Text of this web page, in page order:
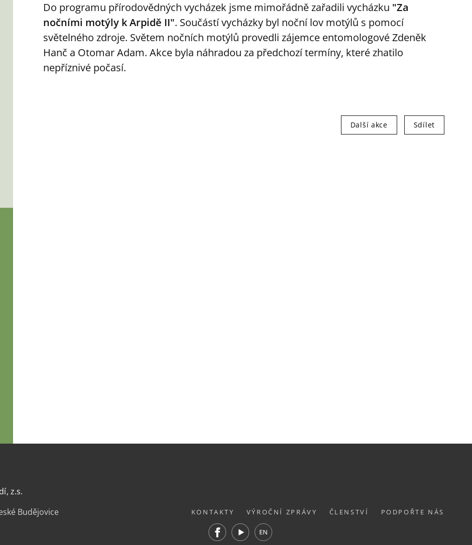
Do programu přírodovědných vycházek jsme mimořádně zařadili vycházku "Za
nočními motýly k Arpidě II". Součástí vycházky byl noční lov motýlů s pomocí
světelného zdroje. Světem nočních motýlů provedli zájemce entomologové Zdeněk
Hanč a Otomar Adam. Akce byla náhradou za předchozí termíny, které zhatilo
nepříznivé počasí.
Další akce Sdílet
z.s.
Budějovice KONTAKTY VÝROČNÍ ZPRÁVY ČLENSTVÍ PODPOŘTE NÁS
FacebookYoutube EN